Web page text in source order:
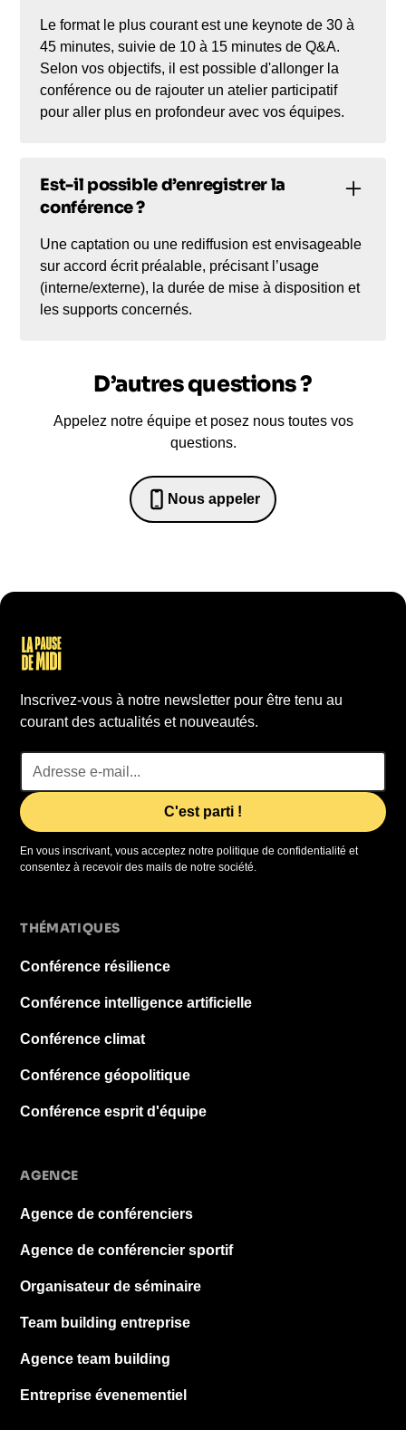
Le format le plus courant est une keynote de 30 à
45 minutes, suivie de 10 à 15 minutes de Q&A.
Selon vos objectifs, il est possible d'allonger la
conférence ou de rajouter un atelier participatif
pour aller plus en profondeur avec vos équipes.
Est-il possible d’enregistrer la
conférence ?
Une captation ou une rediffusion est envisageable
sur accord écrit préalable, précisant l’usage
(interne/externe), la durée de mise à disposition et
les supports concernés.
D’autres questions ?
Appelez notre équipe et posez nous toutes vos
questions.
Nous appeler
0652698481
Inscrivez-vous à notre newsletter pour être tenu au
courant des actualités et nouveautés.
En vous inscrivant, vous acceptez notre politique de confidentialité et
consentez à recevoir des mails de notre société.
THÉMATIQUES
Conférence résilience
Conférence intelligence artificielle
Conférence climat
Conférence géopolitique
Conférence esprit d'équipe
AGENCE
Agence de conférenciers
Agence de conférencier sportif
Organisateur de séminaire
Team building entreprise
Agence team building
Entreprise évenementiel